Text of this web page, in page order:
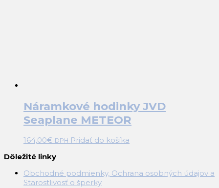
Náramkové hodinky JVD
Seaplane METEOR
164,00€ DPH Pridať do košíka
Dôležité linky
Obchodné podmienky, Ochrana osobných údajov a
Starostlivosť o šperky